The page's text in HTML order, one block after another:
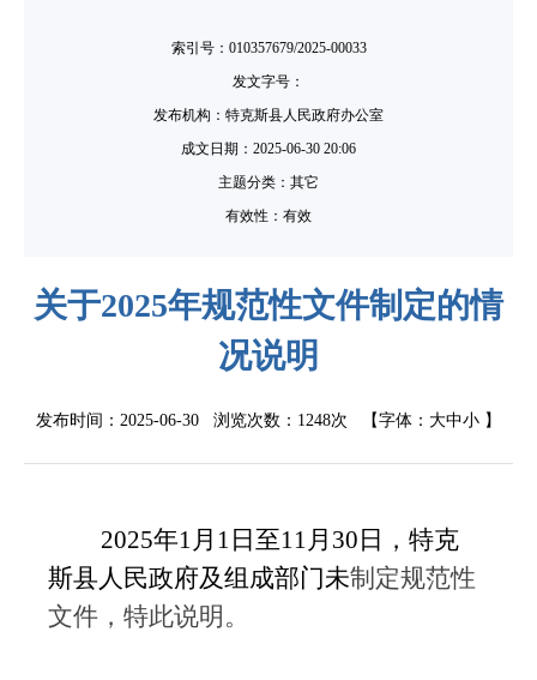
索引号：010357679/2025-00033
发文字号：
发布机构：特克斯县人民政府办公室
成文日期： 2025-06-30 20:06
主题分类：其它
有效性：有效
关于2025年规范性文件制定的情
况说明
发布时间：2025-06-30 浏览次数： 1248次 【字体： 大中小 】
2025年1月1日至11月30日，特克
斯县人民政府及组成部门未制定规范性
文件，特此说明。